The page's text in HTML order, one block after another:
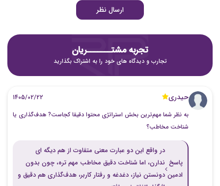
ارسال نظر
تجربه مشتـــــــریان
تجارب و دیدگاه های خود را به اشتراک بگذارید
حیدری
به نظر شما مهم‌ترین بخش استراتژی محتوا دقیقا کجاست? هدف‌گذاری یا
شناخت مخاطب؟
پاسخ
ادمین
در واقع این دو عبارت معنی متفاوت از هم دیگه ای
ندارن، اما شناخت دقیق مخاطب مهم تره، چون بدون
دونستن نیاز، دغدغه و رفتار کاربر، هدف‌گذاری هم دقیق و
1405/02/22